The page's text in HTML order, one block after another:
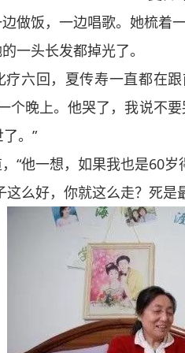
饭，一边唱歌。她梳着
一头长发都掉光了。
回，夏传寿一直都在跟
个晚上。他哭了，我说不
。”
他一想，如果我也是60岁
么好，你就这么走？死是